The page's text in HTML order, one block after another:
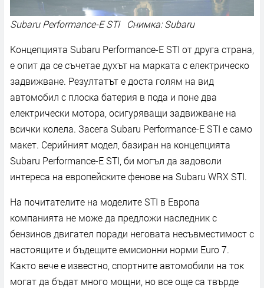
Subaru Performance-E STI Снимка: Subaru
Концепцията Subaru Performance-E STI от друга страна,
е опит да се съчетае духът на марката с електрическо
задвижване. Резултатът е доста голям на вид
автомобил с плоска батерия в пода и поне два
електрически мотора, осигуряващи задвижване на
всички колела. Засега Subaru Performance-E STI е само
макет. Серийният модел, базиран на концепцията
Subaru Performance-E STI, би могъл да задоволи
интереса на европейските фенове на Subaru WRX STI.
На почитателите на моделите STI в Европа
компанията не може да предложи наследник с
бензинов двигател поради неговата несъвместимост с
настоящите и бъдещите емисионни норми Euro 7.
Както вече е известно, спортните автомобили на ток
могат да бъдат много мощни, но все още са твърде